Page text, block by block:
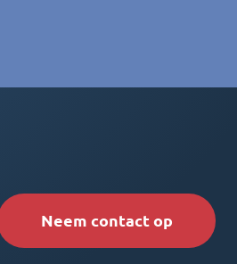
Neem contact op